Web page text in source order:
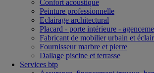
Confort acoustique
Peinture professionnelle
Eclairage architectural
Placard - porte intérieure -
Fabricant de mobilier urbain et
Fournisseur marbre et pierre
Dallage piscine et terrasse
Services btp